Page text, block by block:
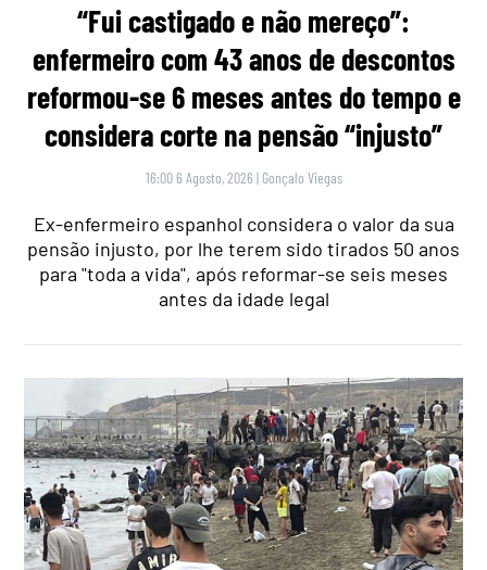
“Fui castigado e não mereço”:
enfermeiro com 43 anos de descontos
reformou-se 6 meses antes do tempo e
considera corte na pensão “injusto”
16:00 6 Agosto, 2026 | Gonçalo Viegas
Ex-enfermeiro espanhol considera o valor da sua
pensão injusto, por lhe terem sido tirados 50 anos
para "toda a vida", após reformar-se seis meses
antes da idade legal